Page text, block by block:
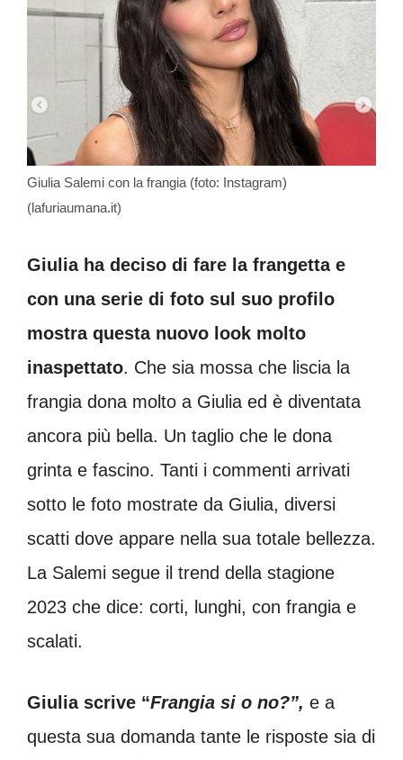
Giulia Salemi con la frangia (foto: Instagram)
(lafuriaumana.it)
Giulia ha deciso di fare la frangetta e
con una serie di foto sul suo profilo
mostra questa nuovo look molto
inaspettato. Che sia mossa che liscia la
frangia dona molto a Giulia ed è diventata
ancora più bella. Un taglio che le dona
grinta e fascino. Tanti i commenti arrivati
sotto le foto mostrate da Giulia, diversi
scatti dove appare nella sua totale bellezza.
La Salemi segue il trend della stagione
2023 che dice: corti, lunghi, con frangia e
scalati.
Giulia scrive “Frangia si o no?”, e a
questa sua domanda tante le risposte sia di